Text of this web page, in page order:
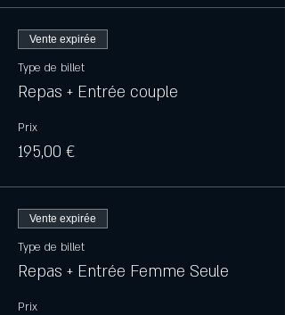
Vente expirée
Type de billet
Repas + Entrée couple
Prix
195,00 €
Vente expirée
Type de billet
Repas + Entrée Femme Seule
Prix